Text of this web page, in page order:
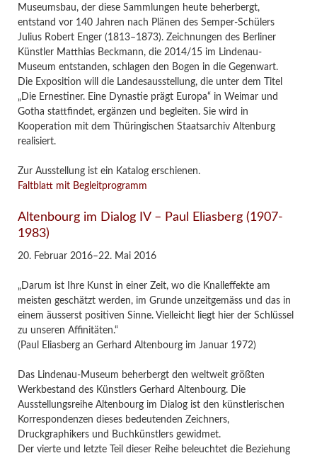
Museumsbau, der diese Sammlungen heute beherbergt,
entstand vor 140 Jahren nach Plänen des Semper-Schülers
Julius Robert Enger (1813–1873). Zeichnungen des Berliner
Künstler Matthias Beckmann, die 2014/15 im Lindenau-
Museum entstanden, schlagen den Bogen in die Gegenwart.
Die Exposition will die Landesausstellung, die unter dem Titel
„Die Ernestiner. Eine Dynastie prägt Europa“ in Weimar und
Gotha stattfindet, ergänzen und begleiten. Sie wird in
Kooperation mit dem Thüringischen Staatsarchiv Altenburg
realisiert.
Zur Ausstellung ist ein Katalog erschienen.
Faltblatt mit Begleitprogramm
Altenbourg im Dialog IV – Paul Eliasberg (1907-
1983)
20. Februar 2016–22. Mai 2016
„Darum ist Ihre Kunst in einer Zeit, wo die Knalleffekte am
meisten geschätzt werden, im Grunde unzeitgemäss und das in
einem äusserst positiven Sinne. Vielleicht liegt hier der Schlüssel
zu unseren Affinitäten.“
(Paul Eliasberg an Gerhard Altenbourg im Januar 1972)
Das Lindenau-Museum beherbergt den weltweit größten
Werkbestand des Künstlers Gerhard Altenbourg. Die
Ausstellungsreihe Altenbourg im Dialog ist den künstlerischen
Korrespondenzen dieses bedeutenden Zeichners,
Druckgraphikers und Buchkünstlers gewidmet.
Der vierte und letzte Teil dieser Reihe beleuchtet die Beziehung